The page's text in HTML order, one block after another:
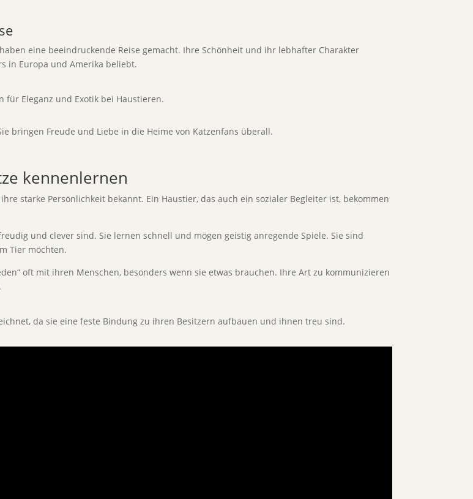
eine beeindruckende Reise gemacht. Ihre Schönheit und ihr lebhafter Charakter
in Europa und Amerika beliebt.
für Eleganz und Exotik bei Haustieren.
bringen Freude und Liebe in die Heime von Katzenfans überall.
kennenlernen
starke Persönlichkeit bekannt. Ein Haustier, das auch ein sozialer Begleiter ist, bekommen
und clever sind. Sie lernen schnell und mögen geistig anregende Spiele. Sie sind
Tier möchten.
oft mit ihren Menschen, besonders wenn sie etwas brauchen. Ihre Art zu kommunizieren
da sie eine feste Bindung zu ihren Besitzern aufbauen und ihnen treu sind.